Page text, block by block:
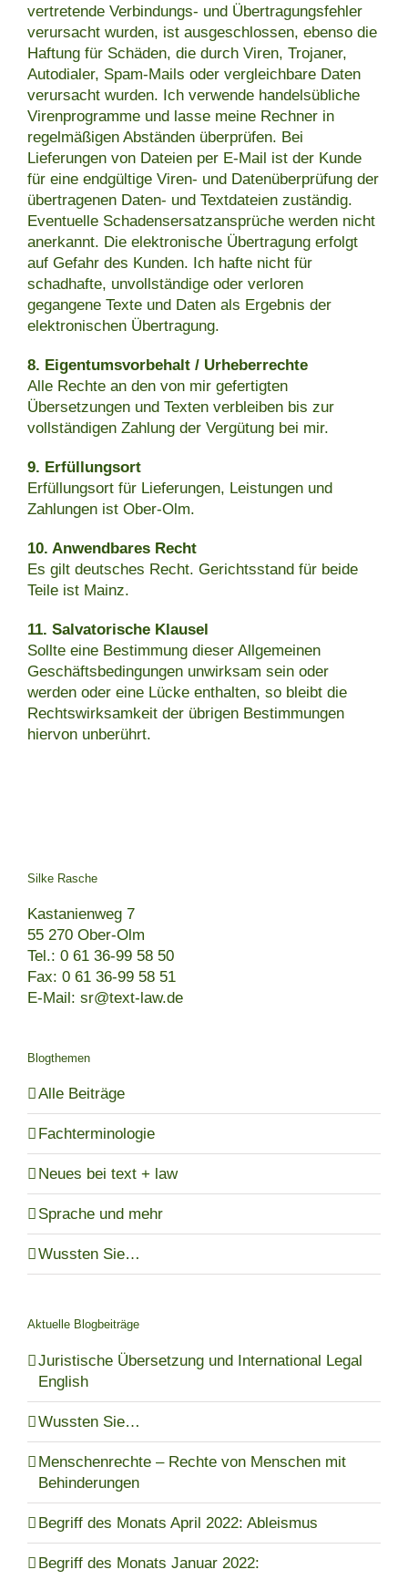
vertretende Verbindungs- und Übertragungsfehler
verursacht wurden, ist ausgeschlossen, ebenso die
Haftung für Schäden, die durch Viren, Trojaner,
Autodialer, Spam-Mails oder vergleichbare Daten
verursacht wurden. Ich verwende handelsübliche
Virenprogramme und lasse meine Rechner in
regelmäßigen Abständen überprüfen. Bei
Lieferungen von Dateien per E-Mail ist der Kunde
für eine endgültige Viren- und Datenüberprüfung der
übertragenen Daten- und Textdateien zuständig.
Eventuelle Schadensersatzansprüche werden nicht
anerkannt. Die elektronische Übertragung erfolgt
auf Gefahr des Kunden. Ich hafte nicht für
schadhafte, unvollständige oder verloren
gegangene Texte und Daten als Ergebnis der
elektronischen Übertragung.
8. Eigentumsvorbehalt / Urheberrechte
Alle Rechte an den von mir gefertigten
Übersetzungen und Texten verbleiben bis zur
vollständigen Zahlung der Vergütung bei mir.
9. Erfüllungsort
Erfüllungsort für Lieferungen, Leistungen und
Zahlungen ist Ober-Olm.
10. Anwendbares Recht
Es gilt deutsches Recht. Gerichtsstand für beide
Teile ist Mainz.
11. Salvatorische Klausel
Sollte eine Bestimmung dieser Allgemeinen
Geschäftsbedingungen unwirksam sein oder
werden oder eine Lücke enthalten, so bleibt die
Rechtswirksamkeit der übrigen Bestimmungen
hiervon unberührt.
Silke Rasche
Kastanienweg 7
55 270 Ober-Olm
Tel.: 0 61 36-99 58 50
Fax: 0 61 36-99 58 51
E-Mail: sr@text-law.de
Blogthemen
Alle Beiträge
Fachterminologie
Neues bei text + law
Sprache und mehr
Wussten Sie…
Aktuelle Blogbeiträge
Juristische Übersetzung und International Legal
English
Wussten Sie…
Menschenrechte – Rechte von Menschen mit
Behinderungen
Begriff des Monats April 2022: Ableismus
Begriff des Monats Januar 2022: